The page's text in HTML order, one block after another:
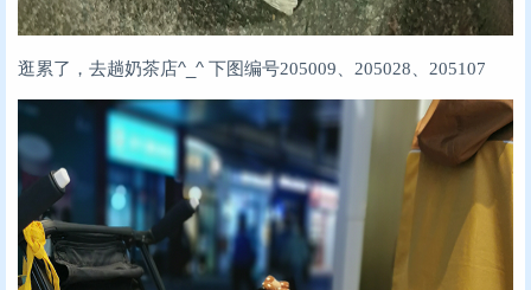
逛累了，去趟奶茶店^_^ 下图编号205009、205028、205107